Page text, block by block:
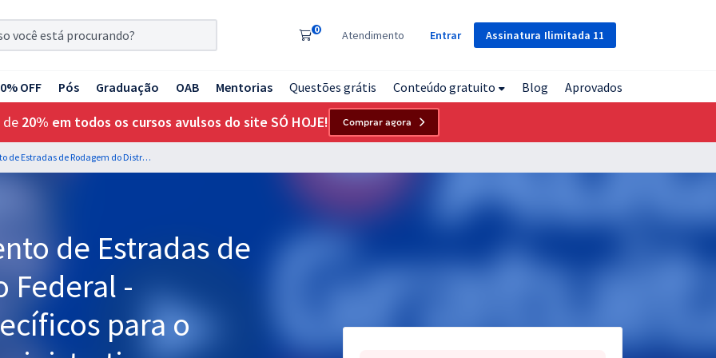
Assinatura Ilimitada 11
0 Atendimento Entrar
OFF Pós Graduação OAB Mentorias Questões grátis Conteúdo gratuito Blog Aprovados
de 20% em todos os cursos avulsos do site SÓ HOJE! Comprar agora
DER DF - Departamento de Estradas de Rodagem do Distrito Federal - Conhecimentos Específicos para o Cargo de Agente Administrativo
de Estradas de
Federal -
para o